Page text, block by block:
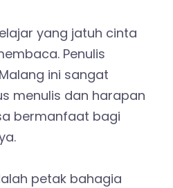
yang jatuh cinta
Penulis
ini sangat
menulis dan harapan
bermanfaat bagi
petak bahagia